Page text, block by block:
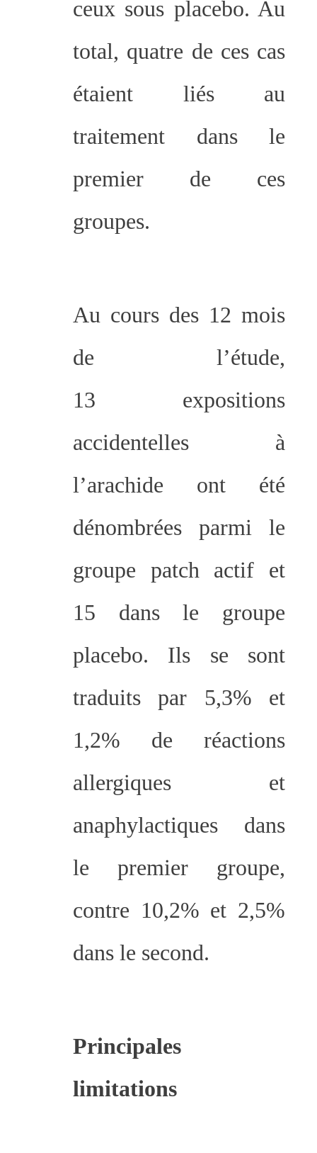
ceux sous placebo. Au
total, quatre de ces cas
étaient liés au
traitement dans le
premier de ces
groupes.
Au cours des 12 mois
de l’étude,
13 expositions
accidentelles à
l’arachide ont été
dénombrées parmi le
groupe patch actif et
15 dans le groupe
placebo. Ils se sont
traduits par 5,3% et
1,2% de réactions
allergiques et
anaphylactiques dans
le premier groupe,
contre 10,2% et 2,5%
dans le second.
Principales
limitations